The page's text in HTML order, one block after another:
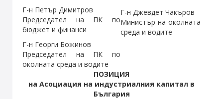
Г-н Петър Димитров
Председател на ПК по
бюджет и финанси
Г-н Джевдет Чакъров
Министър на околната
среда и водите
Г-н Георги Божинов
Председател на ПК по
околната среда и водите
ПОЗИЦИЯ
на Асоциация на индустриалния капитал в
България